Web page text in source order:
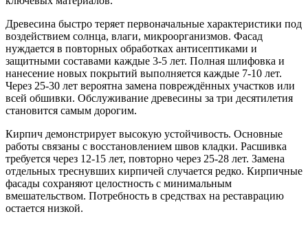
Древесина быстро теряет первоначальные характеристики под
воздействием солнца, влаги, микроорганизмов. Фасад
нуждается в повторных обработках антисептиками и
защитными составами каждые 3-5 лет. Полная шлифовка и
нанесение новых покрытий выполняется каждые 7-10 лет.
Через 25-30 лет вероятна замена повреждённых участков или
всей обшивки. Обслуживание древесины за три десятилетия
становится самым дорогим.
Кирпич демонстрирует высокую устойчивость. Основные
работы связаны с восстановлением швов кладки. Расшивка
требуется через 12-15 лет, повторно через 25-28 лет. Замена
отдельных треснувших кирпичей случается редко. Кирпичные
фасады сохраняют целостность с минимальным
вмешательством. Потребность в средствах на реставрацию
остается низкой.